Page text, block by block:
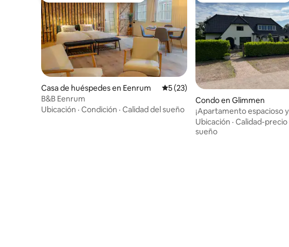
Casa de huéspedes en Eenrum Calificación promedio: 5 de 5, 23
5 (23)
B&B Eenrum
Ubicación · Condición · Calidad del sueño
Condo en Glimmen
¡Apartamento espacioso
en una zona boscosa!
Ubicación · Calidad-precio
sueño